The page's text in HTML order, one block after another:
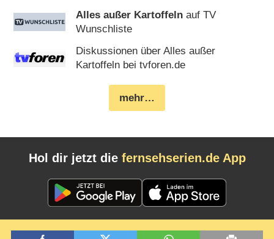
Alles außer Kartoffeln auf TV
Wunschliste
Diskussionen über Alles außer
Kartoffeln bei tvforen.de
mehr…
Hol dir jetzt die fernsehserien.de App